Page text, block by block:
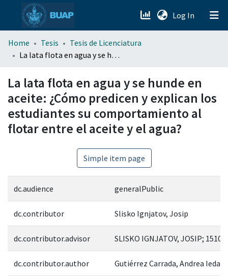
Log In (current)
menu.section.about_menu
Home Tesis
Tesis de Licenciatura
La lata flota en agua y se hunde en aceite: ¿Cómo predicen y explican los estudiantes su comportamiento al flotar entre el aceite y el agua?
La lata flota en agua y se hunde en
aceite: ¿Cómo predicen y explican los
estudiantes su comportamiento al
flotar entre el aceite y el agua?
Simple item page
dc.audience generalPublic
dc.contributor Slisko Ignjatov, Josip
dc.contributor.advisor SLISKO IGNJATOV, JOSIP; 15102
dc.contributor.author Gutiérrez Carrada, Andrea Iedani